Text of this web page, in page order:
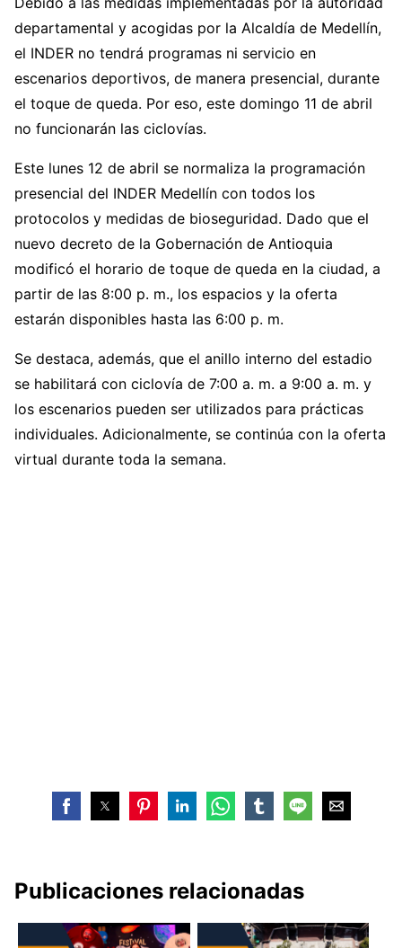
departamental y acogidas por la Alcaldía de Medellín,
el INDER no tendrá programas ni servicio en
escenarios deportivos, de manera presencial, durante
el toque de queda. Por eso, este domingo 11 de abril
no funcionarán las ciclovías.
Este lunes 12 de abril se normaliza la programación
presencial del INDER Medellín con todos los
protocolos y medidas de bioseguridad. Dado que el
nuevo decreto de la Gobernación de Antioquia
modificó el horario de toque de queda en la ciudad, a
partir de las 8:00 p. m., los espacios y la oferta
estarán disponibles hasta las 6:00 p. m.
Se destaca, además, que el anillo interno del estadio
se habilitará con ciclovía de 7:00 a. m. a 9:00 a. m. y
los escenarios pueden ser utilizados para prácticas
individuales. Adicionalmente, se continúa con la oferta
virtual durante toda la semana.
Publicaciones relacionadas